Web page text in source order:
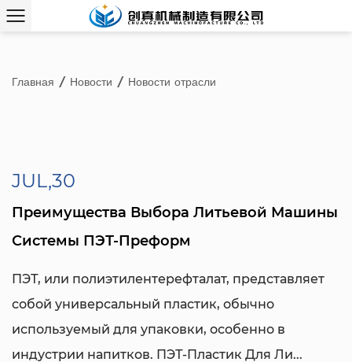
Главная / Новости / Новости отрасли
JUL,30
Преимущества Выбора Литьевой Машины
Системы ПЭТ-Преформ
ПЭТ, или полиэтилентерефталат, представляет
собой универсальный пластик, обычно
используемый для упаковки, особенно в
индустрии напитков. ПЭТ-Пластик Для Ли...